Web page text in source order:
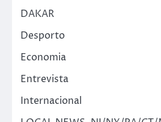
DAKAR
Desporto
Economia
Entrevista
Internacional